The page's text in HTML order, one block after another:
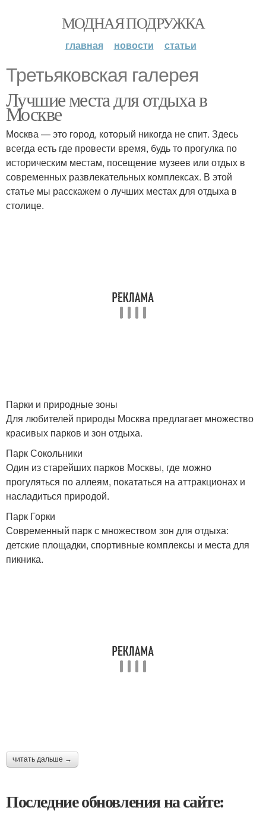
МОДНАЯ ПОДРУЖКА
главная новости статьи
Третьяковская галерея
Лучшие места для отдыха в
Москве
Москва — это город, который никогда не спит. Здесь
всегда есть где провести время, будь то прогулка по
историческим местам, посещение музеев или отдых в
современных развлекательных комплексах. В этой
статье мы расскажем о лучших местах для отдыха в
столице.
Парки и природные зоны
Для любителей природы Москва предлагает множество
красивых парков и зон отдыха.
Парк Сокольники
Один из старейших парков Москвы, где можно
прогуляться по аллеям, покататься на аттракционах и
насладиться природой.
Парк Горки
Современный парк с множеством зон для отдыха:
детские площадки, спортивные комплексы и места для
пикника.
читать дальше →
Последние обновления на сайте: